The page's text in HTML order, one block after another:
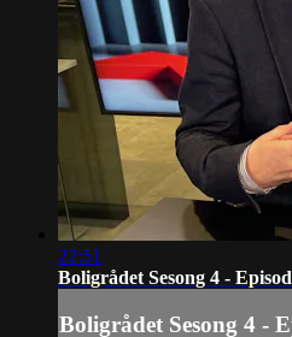
22:51
Boligrådet Sesong 4 -
Boligrådet Sesong 4 -